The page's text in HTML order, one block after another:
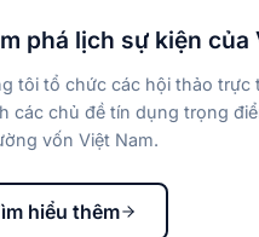
phá lịch sự kiện của
tôi tổ chức các hội thảo trực
các chủ đề tín dụng trọng
vốn Việt Nam.
hiểu thêm